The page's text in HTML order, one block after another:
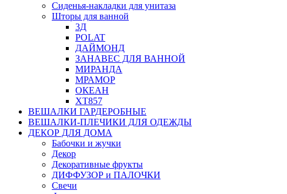
Сиденья-накладки для унитаза
Шторы для ванной
3Д
POLAT
ДАЙМОНД
ЗАНАВЕС ДЛЯ ВАННОЙ
МИРАНДА
МРАМОР
ОКЕАН
ХТ857
ВЕШАЛКИ ГАРДЕРОБНЫЕ
ВЕШАЛКИ-ПЛЕЧИКИ ДЛЯ ОДЕЖДЫ
ДЕКОР ДЛЯ ДОМА
Бабочки и жучки
Декор
Декоративные фрукты
ДИФФУЗОР и ПАЛОЧКИ
Свечи